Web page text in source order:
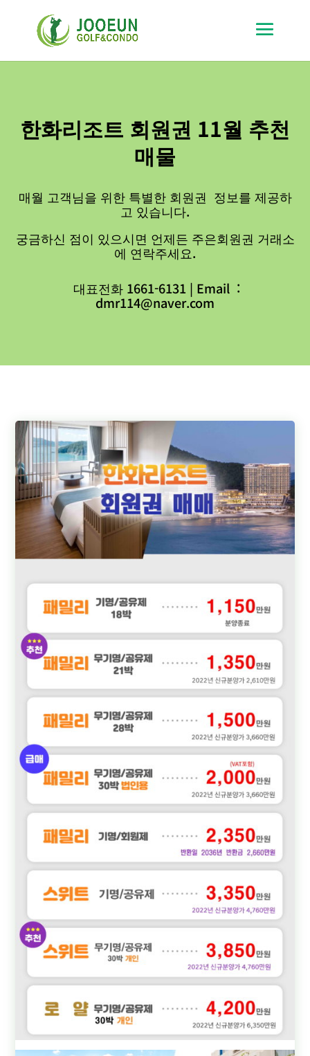
한화리조트 회원권 11월 추천
매물
매월 고객님을 위한 특별한 회원권 정보를 제공하
고 있습니다.
궁금하신 점이 있으시면 언제든 주은회원권 거래소
에 연락주세요.
대표전화 1661-6131 | Email :
dmr114@naver.com